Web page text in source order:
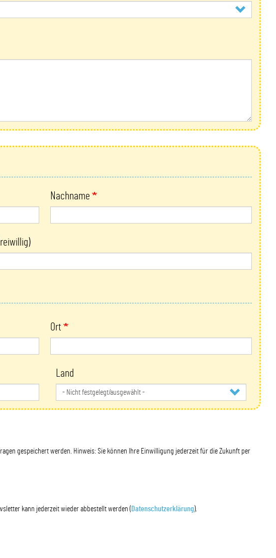
Nachname
Ort
Land
Land
gespeichert werden. Hinweis: Sie können Ihre Einwilligung jederzeit für die Zukunft per
kann jederzeit wieder abbestellt werden (Datenschutzerklärung).